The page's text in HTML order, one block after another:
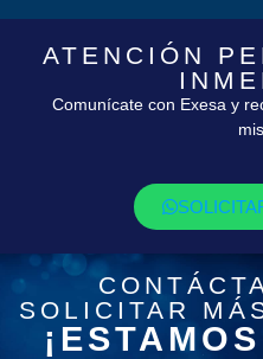
ATENCIÓN
Comunícate con Exesa y
SOLICITAR